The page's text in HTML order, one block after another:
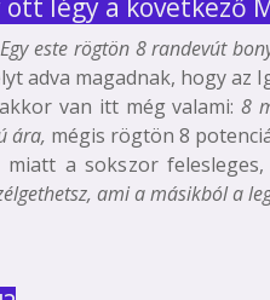
légy a következő
Egy este rögtön 8 randevút
adva magadnak, hogy az
van itt még valami:8
ára, mégis rögtön 8
a sokszor
ami a másikból a